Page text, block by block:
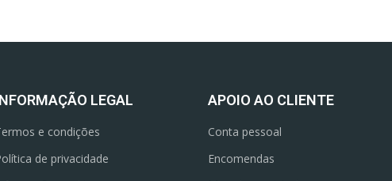
LEGAL
e condições
de privacidade
APOIO AO CLIENTE
Conta pessoal
Encomendas